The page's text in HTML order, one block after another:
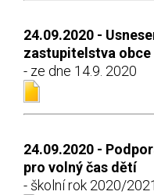
24.09.2020 -
zastupitelstva obce
- ze dne 14.9. 2020
24.09.2020 -
pro volný čas dětí
- školní rok 2020/2021